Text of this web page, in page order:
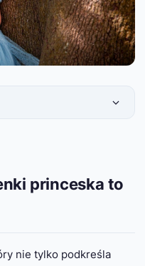
princeska to
nie tylko podkreśla